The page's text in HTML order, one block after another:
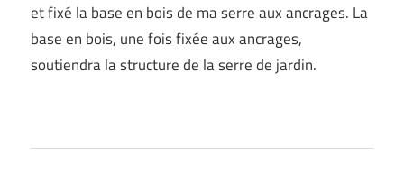
et fixé la base en bois de ma serre aux ancrages. La
base en bois, une fois fixée aux ancrages,
soutiendra la structure de la serre de jardin.